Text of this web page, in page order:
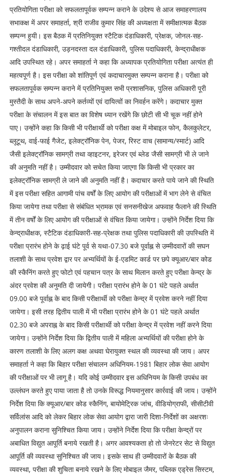
प्रतियोगिता परीक्षा को सफलतापूर्वक सम्पन्न कराने के उदेश्य से आज समाहरणालय
सभाकक्ष में अपर समाहर्ता, श्री राजीव कुमार सिंह की अध्यक्षता में समीक्षात्मक बैठक
सम्पन्न हुयी। इस बैठक में प्रतिनियुक्त स्टैटिक दंडाधिकारी, प्रेक्षक, जोनल-सह-
गश्तीदल दंडाधिकारी, उड़नदस्ता दल दंडाधिकारी, पुलिस पदाधिकारी, केन्द्राधीक्षक
आदि उपस्थित रहे। अपर समाहर्ता ने कहा कि अध्यापक प्रतियोगिता परीक्षा अत्यंत ही
महत्वपूर्ण है। इस परीक्षा को शांतिपूर्ण एवं कदाचारमुक्त सम्पन्न कराना है। परीक्षा को
सफलतापूर्वक सम्पन्न कराने में प्रतिनियुक्त सभी प्रशासनिक, पुलिस अधिकारी पूरी
मुस्तैदी के साथ अपने-अपने कर्तव्यों एवं दायित्वों का निवर्हन करेंगे। कदाचार मुक्त
परीक्षा के संचालन में इस बात का विशेष ध्यान रखेंगे कि छोटी सी भी चूक नहीं होने
पाए। उन्होंने कहा कि किसी भी परीक्षार्थी को परीक्षा कक्ष में मोबाइल फोन, कैलकुलेटर,
ब्लूटूथ, वाई-फाई गैजेट, इलेक्ट्रॉनिक पेन, पेजर, रिस्ट वाच (सामान्य/स्मार्ट) आदि
जैसी इलेक्ट्रॉनिक सामग्री तथा व्हाइटनर, इरेजर एवं ब्लेड जैसी सामग्री भी ले जाने
की अनुमति नहीं है। उम्मीदवार को सचेत किया जाएगा कि किसी भी प्रकार का
इलेक्ट्रॉनिक सामग्री ले जाने की अनुमति नहीं है। कदाचार करते पाये जाने की स्थिति
में इस परीक्षा सहित आगामी पांच वर्षों के लिए आयोग की परीक्षाओं में भाग लेने से वंचित
किया जायेगा तथा परीक्षा से संबंधित भ्रामक एवं सनसनीखेज अफवाह फैलाने की स्थिति
में तीन वर्षों के लिए आयोग की परीक्षाओं से वंचित किया जायेगा। उन्होंने निर्देश दिया कि
केन्द्राधीक्षक, स्टैटिक दंडाधिकारी-सह-प्रेक्षक तथा पुलिस पदाधिकारी की उपस्थिति में
परीक्षा प्रारंभ होने के ढ़ाई घंटे पूर्व से यथा-07.30 बजे पूर्वाह्न से उम्मीदवारों की सघन
तलाशी के साथ प्रवेश द्वार पर अभ्यर्थियों के ई-एडमिट कार्ड पर छपे क्यूआर/बार कोड
की स्कैनिंग करते हुए फोटो एवं पहचान पत्र के साथ मिलान करते हुए परीक्षा केन्द्र के
अंदर प्रवेश की अनुमति दी जायेगी। परीक्षा प्रारंभ होने के 01 घंटे पहले अर्थात
09.00 बजे पूर्वाह्न के बाद किसी परीक्षार्थी को परीक्षा केन्द्र में प्रवेश करने नहीं दिया
जायेगा। इसी तरह द्वितीय पाली में भी परीक्षा प्रारंभ होने के 01 घंटे पहले अर्थात
02.30 बजे अपराह्न के बाद किसी परीक्षार्थी को परीक्षा केन्द्र में प्रवेश नहीं करने दिया
जायेगा। उन्होंने निर्देश दिया कि द्वितीय पाली में महिला अभ्यर्थियों की परीक्षा होने के
कारण तलाशी के लिए अलग कक्ष अथवा घेरायुक्त स्थल की व्यवस्था की जाय। अपर
समाहर्ता ने कहा कि बिहार परीक्षा संचालन अधिनियम-1981 बिहार लोक सेवा आयोग
की परीक्षाओं पर भी लागू है। यदि कोई उम्मीदवार इस अधिनियम के किसी उपबंध का
उल्लंघन करते हुए पाया जाता है तो उनके विरूद्ध नियमानुसार कार्रवाई की जाय। उन्होंने
निर्देश दिया कि क्यूआर/बार कोड स्कैनिंग, बायोमेट्रिक जांच, वीडियोग्राफी, सीसीटीवी
सर्विलांस आदि को लेकर बिहार लोक सेवा आयोग द्वारा जारी दिशा-निर्देशों का अक्षरशः
अनुपालन कराना सुनिश्चित किया जाय। उन्होंने निर्देश दिया कि परीक्षा केन्द्रों पर
अबाधित विद्युत आपूर्ति बनाये रखती है। अगर आवश्यकता हो तो जेनरेटर सेट से विद्युत
आपूर्ति की व्यवस्था सुनिश्चित की जाय। इसके साथ ही उम्मीदवारों के बैठक की
व्यवस्था, परीक्षा की शुचिता बनाये रखने के लिए मोबाइल जैमर, पब्लिक एड्रेस सिस्टम,